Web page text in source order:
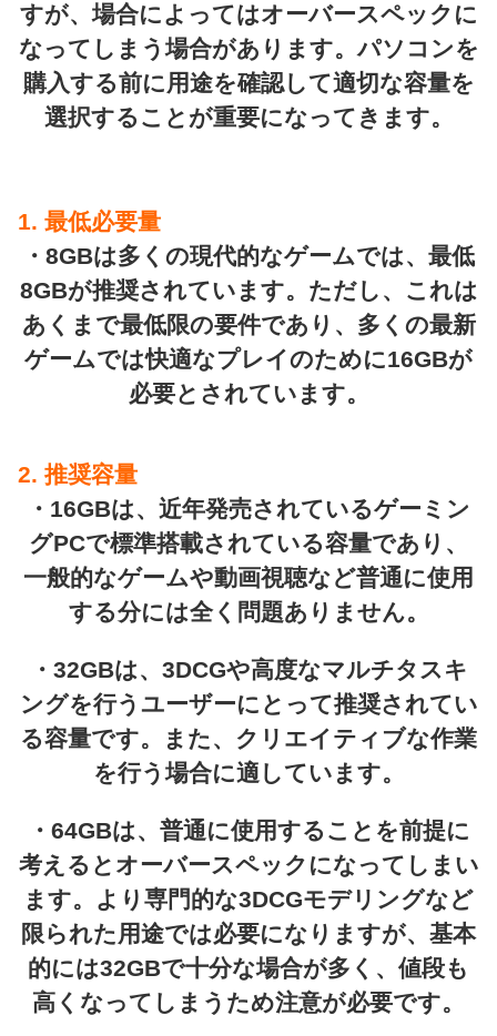
すが、場合によってはオーバースペックに
なってしまう場合があります。パソコンを
購入する前に用途を確認して適切な容量を
選択することが重要になってきます。
1. 最低必要量
・8GBは多くの現代的なゲームでは、最低
8GBが推奨されています。ただし、これは
あくまで最低限の要件であり、多くの最新
ゲームでは快適なプレイのために16GBが
必要とされています。
2. 推奨容量
・16GBは、近年発売されているゲーミン
グPCで標準搭載されている容量であり、
一般的なゲームや動画視聴など普通に使用
する分には全く問題ありません。
・32GBは、3DCGや高度なマルチタスキ
ングを行うユーザーにとって推奨されてい
る容量です。また、クリエイティブな作業
を行う場合に適しています。
・64GBは、普通に使用することを前提に
考えるとオーバースペックになってしまい
ます。より専門的な3DCGモデリングなど
限られた用途では必要になりますが、基本
的には32GBで十分な場合が多く、値段も
高くなってしまうため注意が必要です。